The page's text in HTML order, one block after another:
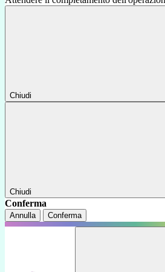
Chiudi
Chiudi
Conferma
Annulla Conferma